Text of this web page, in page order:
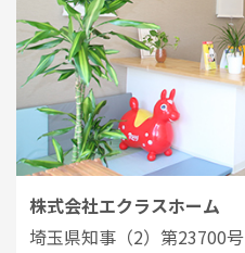
株式会社エクラスホーム
埼玉県知事（2）第23700号